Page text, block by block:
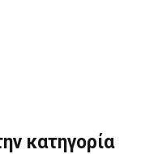
κατηγορία